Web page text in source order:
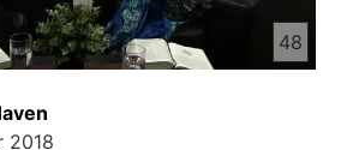
48
2018